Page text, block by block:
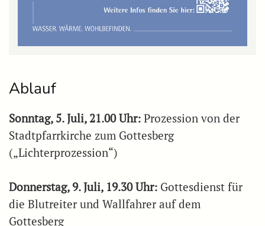
Ablauf
Sonntag, 5. Juli, 21.00 Uhr: Prozession von der
Stadtpfarrkirche zum Gottesberg
(„Lichterprozession“)
Donnerstag, 9. Juli, 19.30 Uhr: Gottesdienst für
die Blutreiter und Wallfahrer auf dem
Gottesberg